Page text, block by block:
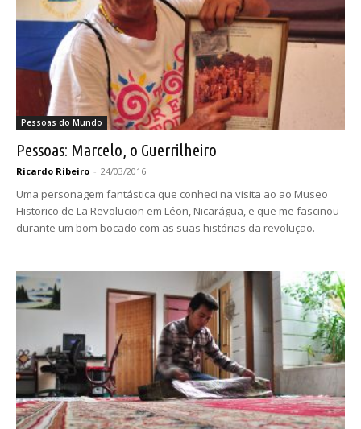
Pessoas do Mundo
Pessoas: Marcelo, o Guerrilheiro
Ricardo Ribeiro - 24/03/2016
Uma personagem fantástica que conheci na visita ao ao Museo
Historico de La Revolucion em Léon, Nicarágua, e que me fascinou
durante um bom bocado com as suas histórias da revolução.